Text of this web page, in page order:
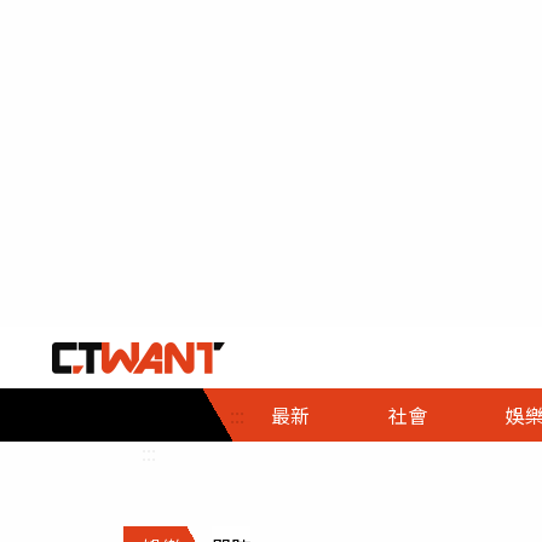
::: 最新 社會
社會首頁
時事
調查
娛樂
娛樂首頁
即時
財經首頁
熱線
政